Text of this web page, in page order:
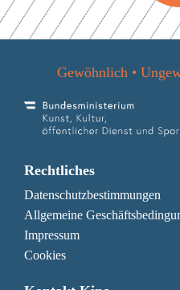
Gewöhnlich •
Rechtliches
Datenschutzbestimmungen
Allgemeine
Impressum
Cookies
Datenschutzbestimmungen
Mit dem Absenden des Formulars
denDatenschutzbestimmungen
Mit dem Absenden des Formulars
den
Datenschutzbestimmungen